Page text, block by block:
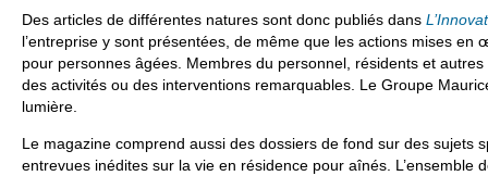
Des articles de différentes natures sont donc publiés dans
l’entreprise y sont présentées, de même que les actions mises en
pour personnes âgées. Membres du personnel, résidents et autres
des activités ou des interventions remarquables. Le Groupe
lumière.
Le magazine comprend aussi des dossiers de fond sur des sujets
entrevues inédites sur la vie en résidence pour aînés. L’ensemble